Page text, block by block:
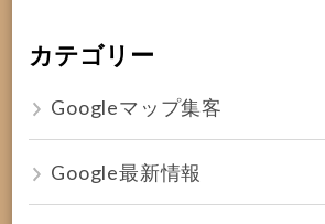
カテゴリー
Googleマップ集客
Google最新情報